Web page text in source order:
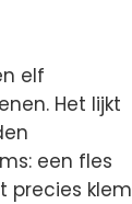
elf
Het lijkt
een fles
precies klem